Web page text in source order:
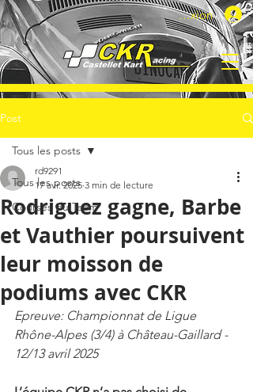
Connexion
Post
Tous les posts
Courses du Team
Tous les posts
Rodriguez gagne, Barbe
et Vauthier poursuivent
leur moisson de
podiums avec CKR
rd9291
17 avr. 2025 3 min de lecture
Epreuve: Championnat de Ligue
Rhône-Alpes (3/4) à Château-Gaillard -
12/13 avril 2025